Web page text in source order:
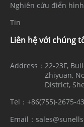
Nghiên cứu điển hình
Tin
Liên hệ với chúng
Address： 22-23F,
Zhiyuan,
District,
Tel： +86(755)-2675-
Email：